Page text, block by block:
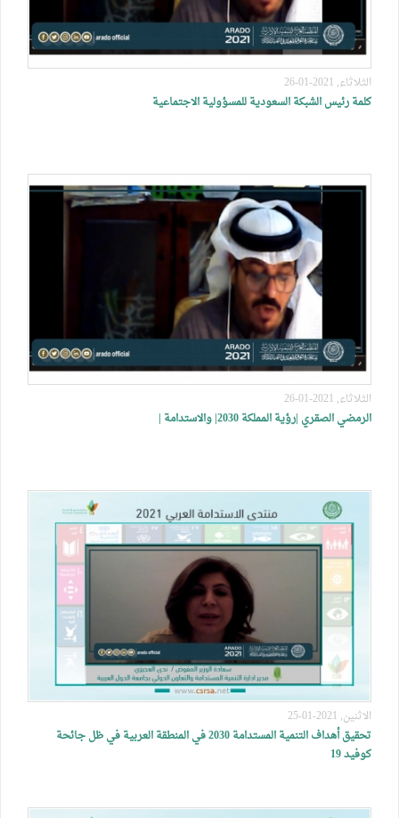
الثلاثاء, 2021-01-26
كلمة رئيس الشبكة السعودية للمسؤولية الاجتماعية
الثلاثاء, 2021-01-26
الرمضي الصقري |رؤية المملكة 2030| والاستدامة |
الاثنين, 2021-01-25
تحقيق أهداف التنمية المستدامة 2030 في المنطقة العربية في ظل جائحة
كوفيد 19